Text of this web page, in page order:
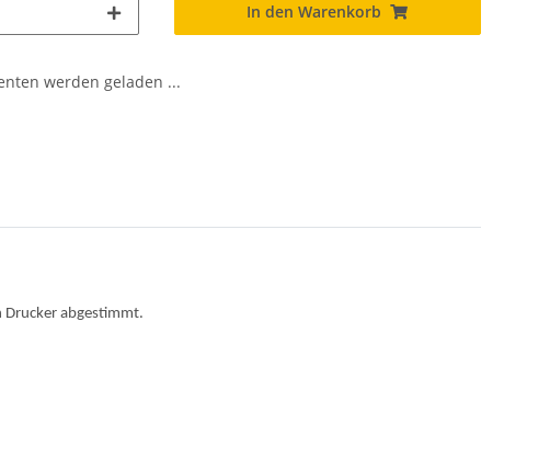
In den Warenkorb
werden geladen ...
Drucker abgestimmt.